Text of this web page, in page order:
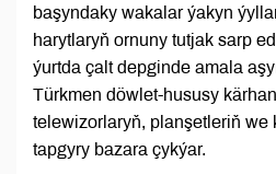
başyndaky wakalar ýakyn
harytlaryň ornuny tutjak sarp
ýurtda çalt depginde amala
Türkmen döwlet-hususy
telewizorlaryň, planşetleriň we
tapgyry bazara çykýar.